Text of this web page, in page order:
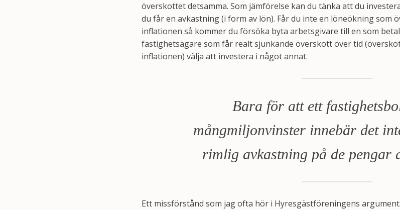
överskottet detsamma. Som jämförelse kan du tänka att du
du får en avkastning (i form av lön). Får du inte en löneökning som
inflationen så kommer du försöka byta arbetsgivare till en som
fastighetsägare som får realt sjunkande överskott över tid
inflationen) välja att investera i något annat.
Bara för att ett
mångmiljonvinster innebär det
rimlig avkastning på de pengar
Ett missförstånd som jag ofta hör i Hyresgästföreningens